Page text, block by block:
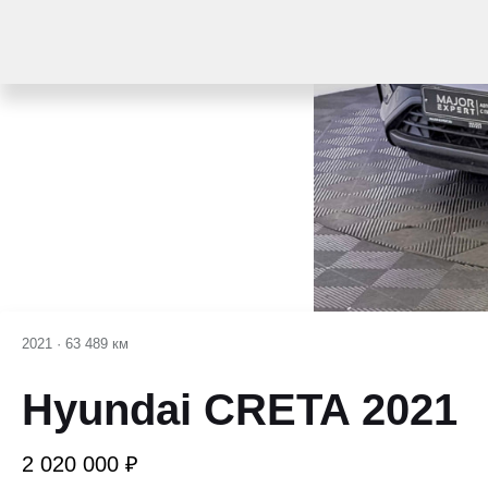
2021 · 63 489 км
Hyundai CRETA 2021
2 020 000 ₽